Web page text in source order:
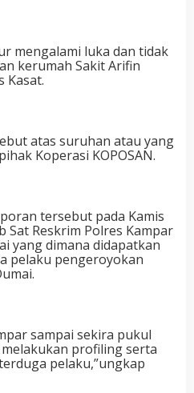
mengalami luka dan tidak
kerumah Sakit Arifin
Kasat.
atas suruhan atau yang
Koperasi KOPOSAN.
tersebut pada Kamis
Sat Reskrim Polres Kampar
yang dimana didapatkan
pelaku pengeroyokan
sampai sekira pukul
profiling serta
pelaku,”ungkap